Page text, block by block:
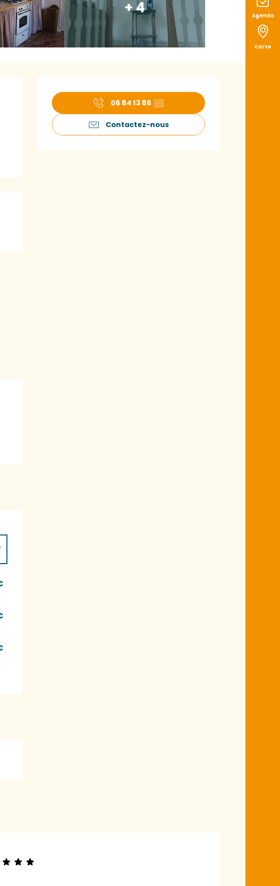
Agenda
Carte
+ 4
Ouverture et
06 84 13 86 ▒▒
Contactez-nous